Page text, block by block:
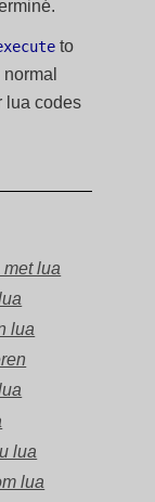
to
lua codes
lua
lua
lua
lua